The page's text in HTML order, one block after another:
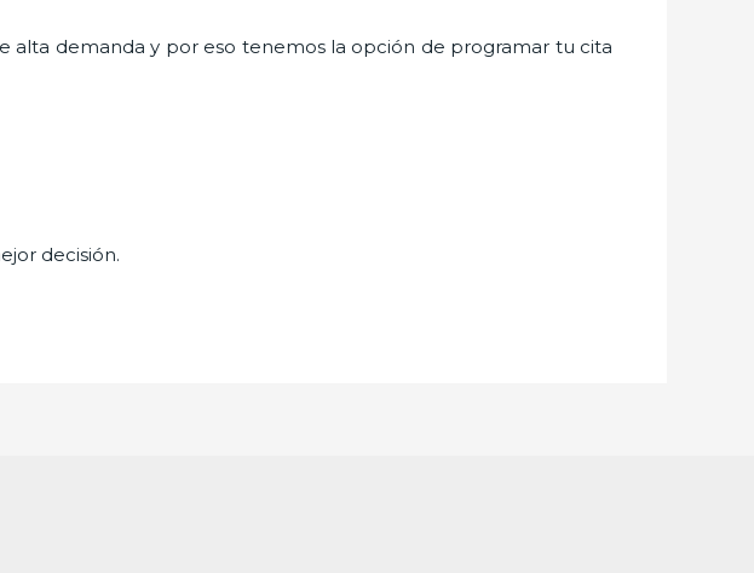
alta demanda y por eso tenemos la opción de programar tu cita
decisión.